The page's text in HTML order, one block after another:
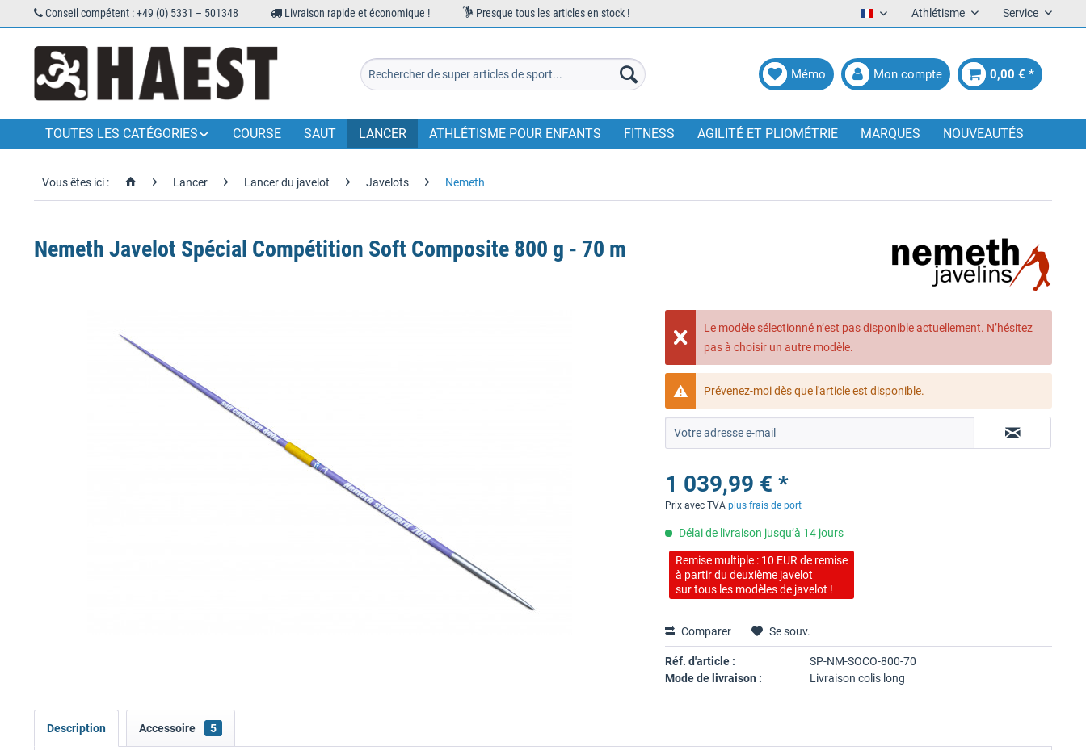
Conseil compétent : +49 (0) 5331 – 501348 Livraison rapide et économique ! Presque tous les articles en stock ! FrancaisAthlétisme Service
Mémo Mon compte 0,00 € *
TOUTES LES CATÉGORIES COURSE SAUT LANCER ATHLÉTISME POUR ENFANTS FITNESS AGILITÉ ET PLIOMÉTRIE MARQUES NOUVEAUTÉS
Vous êtes ici : Lancer Lancer du javelot Javelots Nemeth
Nemeth Javelot Spécial Compétition Soft Composite 800 g - 70 m
Le modèle sélectionné n’est pas disponible actuellement. N’hésitez
pas à choisir un autre modèle.
Prévenez-moi dès que l'article est disponible.
1 039,99 € *
Prix avec TVAplus frais de port
Délai de livraison jusqu’à 14 jours
Remise multiple : 10 EUR de remise
à partir du deuxième javelot
sur tous les modèles de javelot !
Comparer Se souv.
Réf. d'article :
SP-NM-SOCO-800-70
Mode de livraison :
Livraison colis long
Description Accessoire 5